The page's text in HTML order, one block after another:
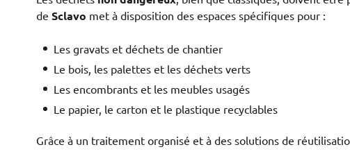
de Sclavo met à disposition des espaces spécifiques pour :
Les gravats et déchets de chantier
Le bois, les palettes et les déchets verts
Les encombrants et les meubles usagés
Le papier, le carton et le plastique recyclables
Grâce à un traitement organisé et à des solutions de